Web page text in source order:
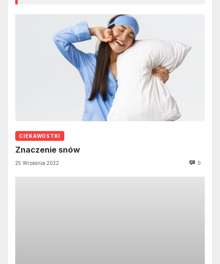
CIEKAWOSTKI
Znaczenie snów
25 Września 2022 0